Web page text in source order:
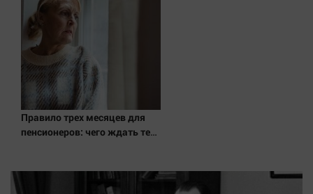
Правило трех месяцев для
пенсионеров: чего ждать тем,